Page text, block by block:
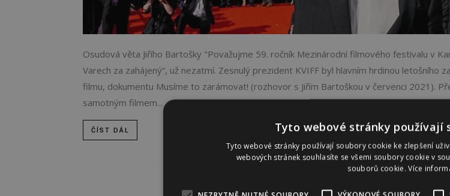
Osudová věta Jiřího Bartošky "Považujme 59. ročník Mezinárodní filmového festivalu v
Varech za zahájený“, už nezatmí. Zesnulý prezident KVIFF byl hlavním hrdinou letošního
filmu, dokumentu Musíme to zarámovat! (rozhovor s Jiřím Bartoškou v červenci 2021).
samotným filmem...
ČÍST DÁL Tyto webové stránky používají
Tyto webové stránky používají soubory cookie ke zlepšení
webových stránek souhlasíte se všemi soubory cookie v
souborů cookie.Více